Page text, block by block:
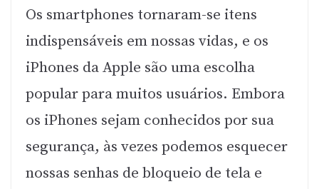
Os smartphones tornaram-se itens
indispensáveis em nossas vidas, e os
iPhones da Apple são uma escolha
popular para muitos usuários. Embora
os iPhones sejam conhecidos por sua
segurança, às vezes podemos esquecer
nossas senhas de bloqueio de tela e